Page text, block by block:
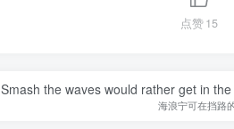
点赞15
Smash the waves would rather get in
海浪宁可在挡路